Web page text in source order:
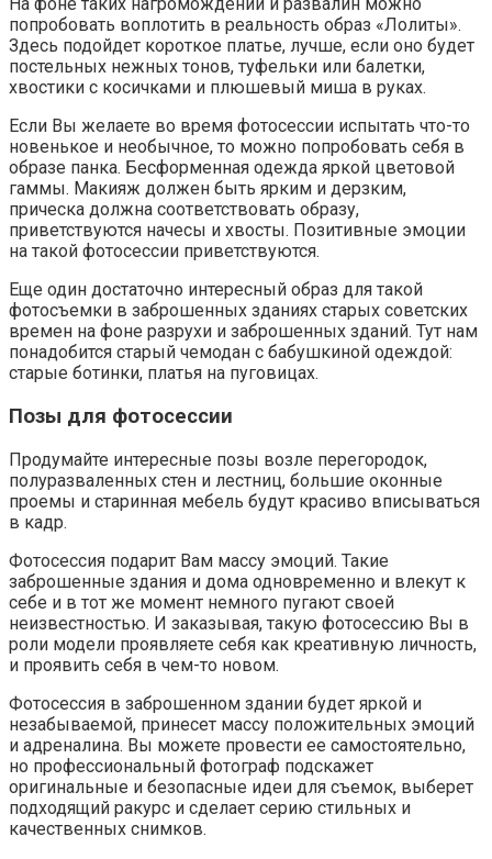
На фоне таких нагромождений и развалин можно
попробовать воплотить в реальность образ «Лолиты».
Здесь подойдет короткое платье, лучше, если оно будет
постельных нежных тонов, туфельки или балетки,
хвостики с косичками и плюшевый миша в руках.
Если Вы желаете во время фотосессии испытать что-то
новенькое и необычное, то можно попробовать себя в
образе панка. Бесформенная одежда яркой цветовой
гаммы. Макияж должен быть ярким и дерзким,
прическа должна соответствовать образу,
приветствуются начесы и хвосты. Позитивные эмоции
на такой фотосессии приветствуются.
Еще один достаточно интересный образ для такой
фотосъемки в заброшенных зданиях старых советских
времен на фоне разрухи и заброшенных зданий. Тут нам
понадобится старый чемодан с бабушкиной одеждой:
старые ботинки, платья на пуговицах.
Позы для фотосессии
Продумайте интересные позы возле перегородок,
полуразваленных стен и лестниц, большие оконные
проемы и старинная мебель будут красиво вписываться
в кадр.
Фотосессия подарит Вам массу эмоций. Такие
заброшенные здания и дома одновременно и влекут к
себе и в тот же момент немного пугают своей
неизвестностью. И заказывая, такую фотосессию Вы в
роли модели проявляете себя как креативную личность,
и проявить себя в чем-то новом.
Фотосессия в заброшенном здании будет яркой и
незабываемой, принесет массу положительных эмоций
и адреналина. Вы можете провести ее самостоятельно,
но профессиональный фотограф подскажет
оригинальные и безопасные идеи для съемок, выберет
подходящий ракурс и сделает серию стильных и
качественных снимков.